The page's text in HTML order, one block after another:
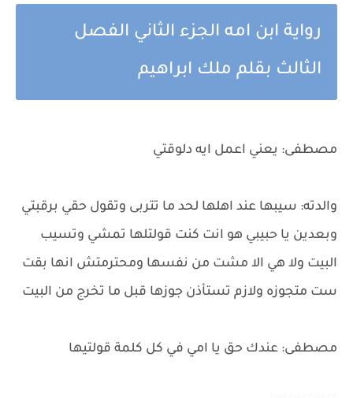
رواية ابن امه الجزء الثاني الفصل
الثالث بقلم ملك ابراهيم
مصطفى: يعني اعمل ايه دلوقتي
والدته: سيبها عند اهلها لحد ما تتربى وتقول حقي برقبتي
وبعدين يا حبيبي هو انت كنت قولتلها تمشي وتسيب
البيت ولا هي الا مشت من نفسها ومحترمتش انها بقت
ست متجوزه ولازم تستأذن جوزها قبل ما تخرج من البيت
مصطفى: عندك حق يا امي في كل كلمة قولتيها